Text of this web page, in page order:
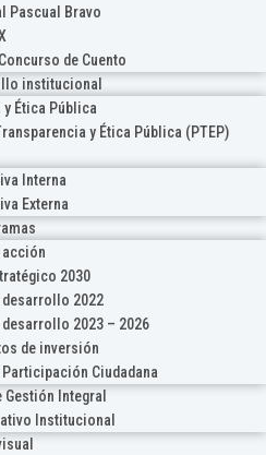
Pascual Bravo
de Cuento
institucional
Ética Pública
y Ética Pública (PTEP)
Interna
Externa
acción
2030
desarrollo 2022
desarrollo 2023 – 2026
de inversión
Participación Ciudadana
Integral
Institucional